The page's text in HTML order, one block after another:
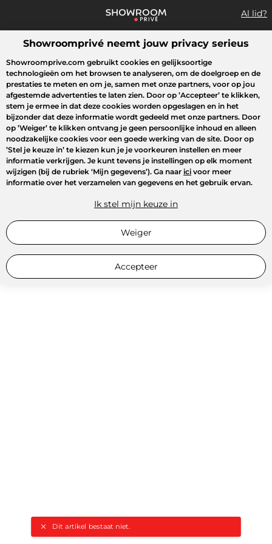
Al lid?
Wat zoek je?
Dit artikel bestaat niet.
Overzicht sales Sport Fashion Kids Beauty
Showroomprivé neemt jouw privacy serieus
Showroomprive.com gebruikt cookies en gelijksoortige
technologieën om het browsen te analyseren, om de doelgroep en de
prestaties te meten en om je, samen met onze partners, voor op jou
afgestemde advertenties te laten zien. Door op ’Accepteer’ te klikken,
stem je ermee in dat deze cookies worden opgeslagen en in het
bijzonder dat deze informatie wordt gedeeld met onze partners. Door
op ’Weiger’ te klikken ontvang je geen persoonlijke inhoud en alleen
noodzakelijke cookies voor een goede werking van de site. Door op
’Stel je keuze in’ te kiezen kun je je voorkeuren instellen en meer
informatie verkrijgen. Je kunt tevens je instellingen op elk moment
wijzigen (bij de rubriek ‘Mijn gegevens’). Ga naar ici voor meer
informatie over het verzamelen van gegevens en het gebruik ervan.
Ik stel mijn keuze in
Weiger
Accepteer